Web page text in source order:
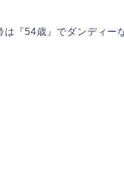
は『54歳』でダンディー